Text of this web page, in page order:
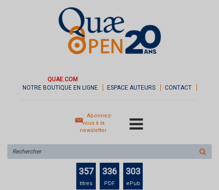
QUAE.COM
NOTRE BOUTIQUE EN LIGNE
ESPACE AUTEURS CONTACT
Abonnez-
vous à la
newsletter
sur
le
357
titres
336
PDF
303
ePub